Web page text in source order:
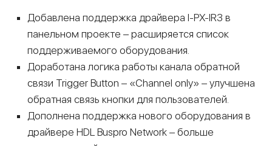
Добавлена поддержка драйвера I-PX-IR3 в
панельном проекте – расширяется список
поддерживаемого оборудования.
Доработана логика работы канала обратной
связи Trigger Button – «Channel only» – улучшена
обратная связь кнопки для пользователей.
Дополнена поддержка нового оборудования в
драйвере HDL Buspro Network – больше